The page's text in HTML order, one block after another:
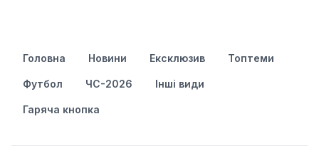
Головна Новини Ексклюзив Топтеми
Футбол ЧС-2026 Інші види
Гаряча кнопка